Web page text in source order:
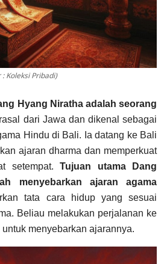
Koleksi Pribadi)
Hyang Niratha adalah seorang
dari Jawa dan dikenal sebagai
Hindu di Bali. Ia datang ke Bali
ajaran dharma dan memperkuat
setempat.Tujuan utama Dang
menyebarkan ajaran agama
tata cara hidup yang sesuai
Beliau melakukan perjalanan ke
menyebarkan ajarannya.